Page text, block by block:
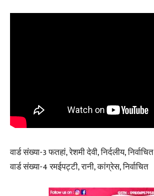
वार्ड संख्या-3 फतहां, रेशमी देवी, निर्दलीय, निर्वाचित
वार्ड संख्या-4 रमईपट्टी, रानी, कांग्रेस, निर्वाचित